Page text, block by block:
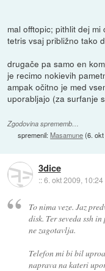
mal offtopic; pithlit dej
tetris vsaj približno tako
drugače pa samo en
je recimo nokievih
ampak očitno je med
uporabljajo (za surfanje
Zgodovina sprememb…
spremenil:Masamune(6.
3dice
::6. okt 2009, 10:24
To nima veze. Jaz
disk. Ter seveda ssh
ne zagotavlja.
Telefon mi bi bil
naprava na kateri